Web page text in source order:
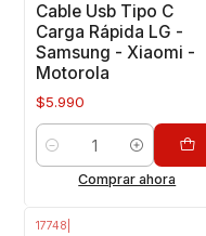
Cable Usb Tipo C
Carga Rápida LG -
Samsung - Xiaomi -
Motorola
$5.990
Cantidad
Comprar ahora
17748